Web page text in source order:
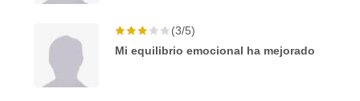
(3/5)
Mi equilibrio emocional ha mejorado